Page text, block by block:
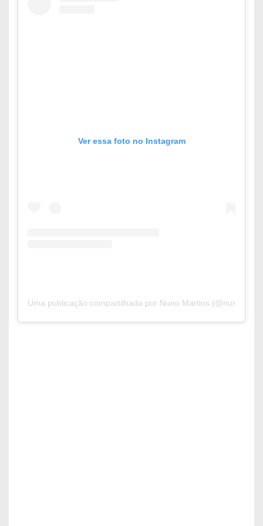
Ver essa foto no Instagram
Uma publicação compartilhada por Nuno Martins